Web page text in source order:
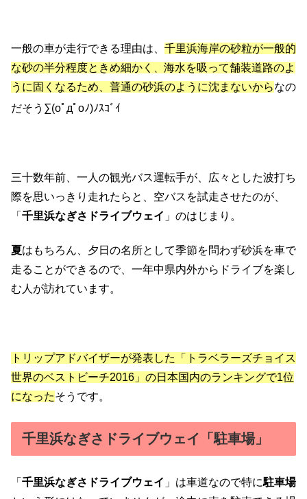
一般の車が走行できる理由は、 千里浜海岸の砂粒が一般的
な砂の半分程度ときめ細かく
海水を吸って舗装道路のよ
うに固くなるため、普通の砂浜のように沈まないからなの
だそう∑(oﾟдﾟoﾉ)ﾉｽｺﾞｲ
三十数年前、一人の観光バス運転手が、広々とした波打ち
際を思いっきり走れたらと、空バスを試走させたのが、
「 千里浜なぎさドライブウェイ 」のはじまり。
夏はもちろん、夕日の名所として季節を問わず砂浜を車で
走ることができるので、一年中県内外からドライブを楽し
む人が訪れています。
トリップアドバイザーが発表した「トラベラーズチョイス
世界のベストビーチ2016」の日本国内のランキングで1位
になったそうです。
千里浜なぎさドライブウェイ「駐車場」
「 千里浜なぎさドライブウェイ 」は車道なので特に駐車場